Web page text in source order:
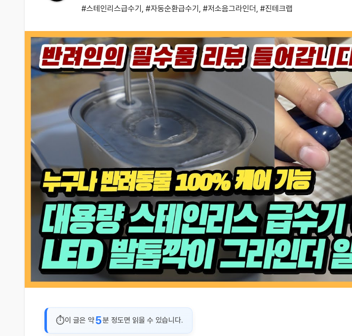
#스테인리스급수기 , #자동순환급수기 , #저소음그라인더 , #진테크랩
이 글은 약5분 정도면 읽을 수 있습니다.